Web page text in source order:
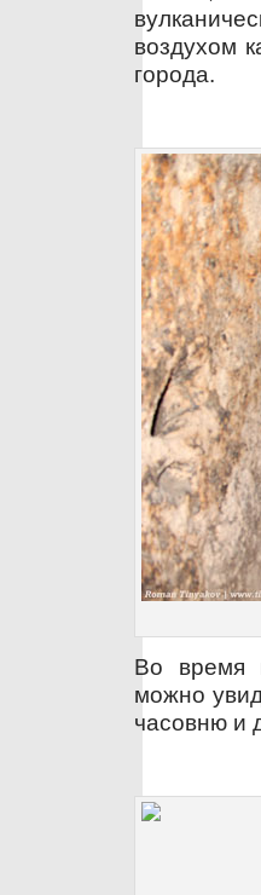
воздухом
города.
Во время
можно
часовню и